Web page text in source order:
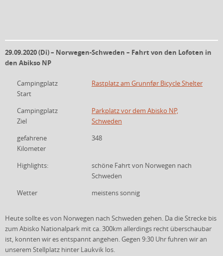
29.09.2020 (Di) – Norwegen-Schweden – Fahrt von den Lofoten in
den Abikso NP
Campingplatz
Start
Rastplatz am Grunnfør Bicycle Shelter
Campingplatz
Ziel
Parkplatz vor dem Abisko NP,
Schweden
gefahrene
Kilometer
348
Highlights:
schöne Fahrt von Norwegen nach
Schweden
Wetter
meistens sonnig
Heute sollte es von Norwegen nach Schweden gehen. Da die Strecke bis
zum Abisko Nationalpark mit ca. 300km allerdings recht überschaubar
ist, konnten wir es entspannt angehen. Gegen 9:30 Uhr fuhren wir an
unserem Stellplatz hinter Laukvik los.